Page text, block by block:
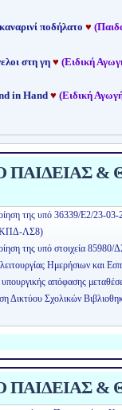
ποδήλατο ♥
στη γη ♥ (Ειδική
in Hand♥ (Ειδική
&
της υπό 36339/Ε2/23-03-
ΛΣ8)
της υπό στοιχεία
Ημερήσιων και
απόφασης
Δικτύου Σχολικών
&